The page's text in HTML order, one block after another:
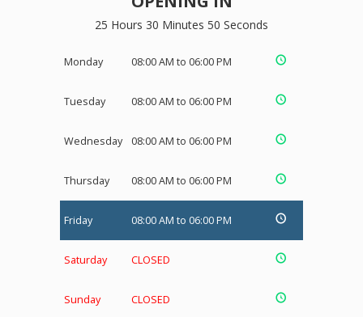
25 Hours 30 Minutes 50 Seconds
Monday 08:00 AM to 06:00 PM
Tuesday 08:00 AM to 06:00 PM
Wednesday 08:00 AM to 06:00 PM
Thursday 08:00 AM to 06:00 PM
Friday 08:00 AM to 06:00 PM
Saturday CLOSED
Sunday CLOSED